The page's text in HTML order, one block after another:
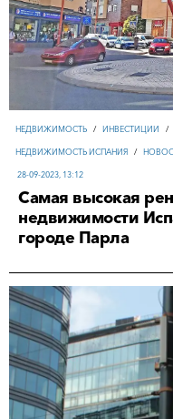
НЕДВИЖИМОСТЬ / ИНВЕСТИЦИИ /
НЕДВИЖИМОСТЬ ИСПАНИЯ /
28-09-2023, 13:12
Самая высокая
недвижимости
городе Парла